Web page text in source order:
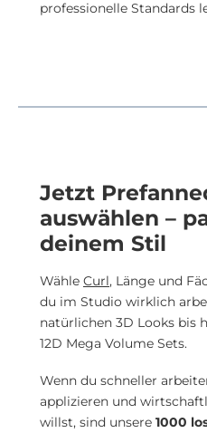
professionelle Standards
Jetzt
auswählen –
deinem Stil
Wähle Curl, Länge und
du im Studio wirklich
natürlichen 3D Looks bis
12D Mega Volume Sets.
Wenn du schneller
applizieren und
willst, sind unsere 1000